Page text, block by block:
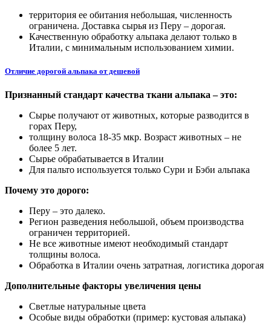
территория ее обитания небольшая, численность
ограничена. Доставка сырья из Перу – дорогая.
Качественную обработку альпака делают только в
Италии, с минимальным использованием химии.
Отличие дорогой альпака от дешевой
Признанный стандарт качества ткани альпака – это:
Сырье получают от животных, которые разводится в
горах Перу,
толщину волоса 18-35 мкр. Возраст животных – не
более 5 лет.
Сырье обрабатывается в Италии
Для пальто используется только Сури и Бэби альпака
Почему это дорого:
Перу – это далеко.
Регион разведения небольшой, объем производства
ограничен территорией.
Не все животные имеют необходимый стандарт
толщины волоса.
Обработка в Италии очень затратная, логистика дорогая
Дополнительные факторы увеличения цены
Светлые натуральные цвета
Особые виды обработки (пример: кустовая альпака)